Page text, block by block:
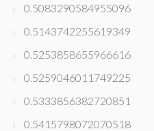
0.5083290584955096
0.5143742255619349
0.5253858655966616
0.5259046011749225
0.5333856382720851
0.5415798072070518